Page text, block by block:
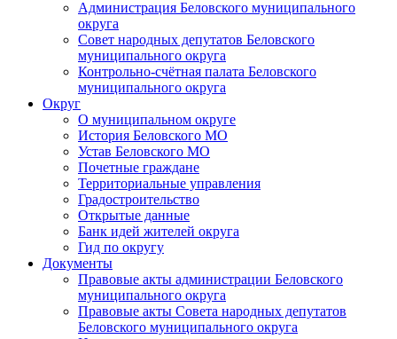
Администрация Беловского муниципального
округа
Совет народных депутатов Беловского
муниципального округа
Контрольно-счётная палата Беловского
муниципального округа
Округ
О муниципальном округе
История Беловского МО
Устав Беловского МО
Почетные граждане
Территориальные управления
Градостроительство
Открытые данные
Банк идей жителей округа
Гид по округу
Документы
Правовые акты администрации Беловского
муниципального округа
Правовые акты Совета народных депутатов
Беловского муниципального округа